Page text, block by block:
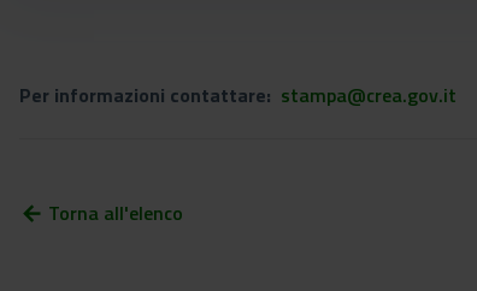
Per informazioni contattare: stampa@crea.gov.it
arrow_back Torna all'elenco